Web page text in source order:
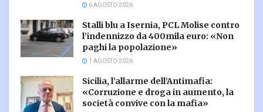
6 AGOSTO 2026
Stalli blu a Isernia, PCL Molise contro
l’indennizzo da 400mila euro: «Non
paghi la popolazione»
1 AGOSTO 2026
Sicilia, l’allarme dell’Antimafia:
«Corruzione e droga in aumento, la
società convive con la mafia»